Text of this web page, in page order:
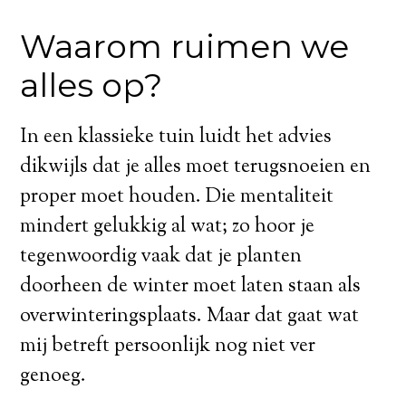
Waarom ruimen we
alles op?
In een klassieke tuin luidt het advies
dikwijls dat je alles moet terugsnoeien en
proper moet houden. Die mentaliteit
mindert gelukkig al wat; zo hoor je
tegenwoordig vaak dat je planten
doorheen de winter moet laten staan als
overwinteringsplaats. Maar dat gaat wat
mij betreft persoonlijk nog niet ver
genoeg.